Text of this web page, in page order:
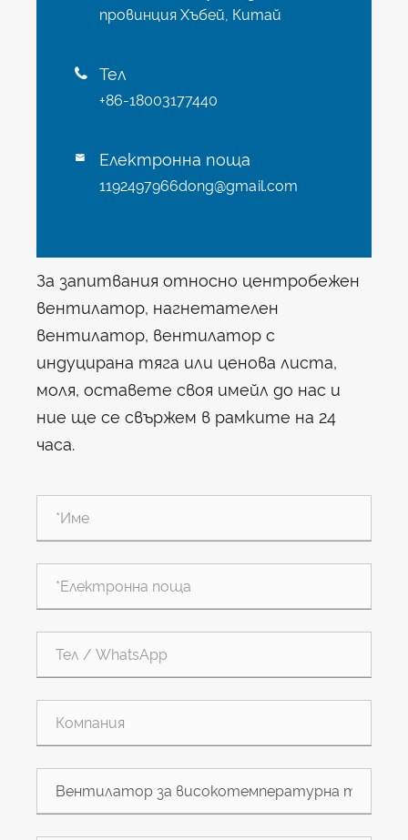
провинция Хъбей, Китай
 Тел
+86-18003177440
 Електронна поща
1192497966dong@gmail.com
За запитвания относно центробежен
вентилатор, нагнетателен
вентилатор, вентилатор с
индуцирана тяга или ценова листа,
моля, оставете своя имейл до нас и
ние ще се свържем в рамките на 24
часа.